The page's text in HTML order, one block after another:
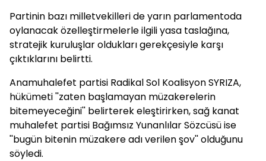
Partinin bazı milletvekilleri de yarın parlamentoda
oylanacak özelleştirmelerle ilgili yasa taslağına,
stratejik kuruluşlar oldukları gerekçesiyle karşı
çıktıklarını belirtti.
Anamuhalefet partisi Radikal Sol Koalisyon SYRIZA,
hükümeti ''zaten başlamayan müzakerelerin
bitemeyeceğini'' belirterek eleştirirken, sağ kanat
muhalefet partisi Bağımsız Yunanlılar Sözcüsü ise
''bugün bitenin müzakere adı verilen şov'' olduğunu
söyledi.